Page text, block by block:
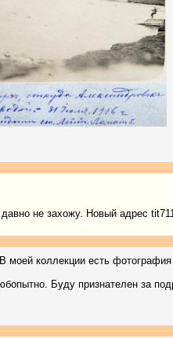
не захожу. Новый адрес
моей коллекции есть
Буду признателен за